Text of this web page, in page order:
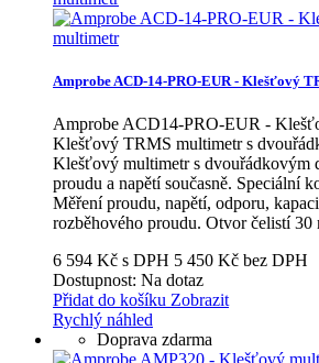
Amprobe ACD-14-PRO-EUR - Klešťový
Amprobe ACD14-PRO-EUR -
Klešťový TRMS multimetr s
Klešťový multimetr s dvouřádkovým
proudu a napětí současně. Speciální
Měření proudu, napětí, odporu,
rozběhového proudu. Otvor čelistí 30
6 594 Kč s DPH 5 450 Kč bez DPH
Dostupnost: Na dotaz
Přidat do košíku Zobrazit
Rychlý náhled
Doprava zdarma